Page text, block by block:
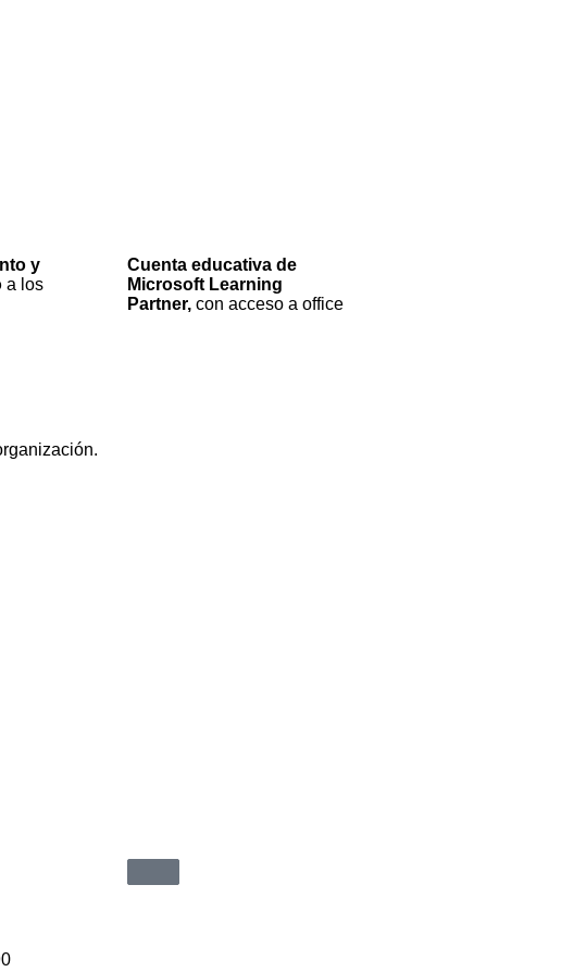
y
a los
Cuenta educativa de
Microsoft Learning
Partner, con acceso a office